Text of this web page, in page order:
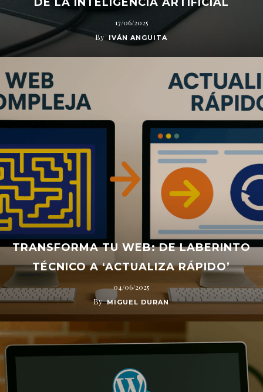
17/06/2025
By IVÁN ANGUITA
TRANSFORMA TU WEB: DE LABERINTO
TÉCNICO A ‘ACTUALIZA RÁPIDO’
04/06/2025
By MIGUEL DURAN